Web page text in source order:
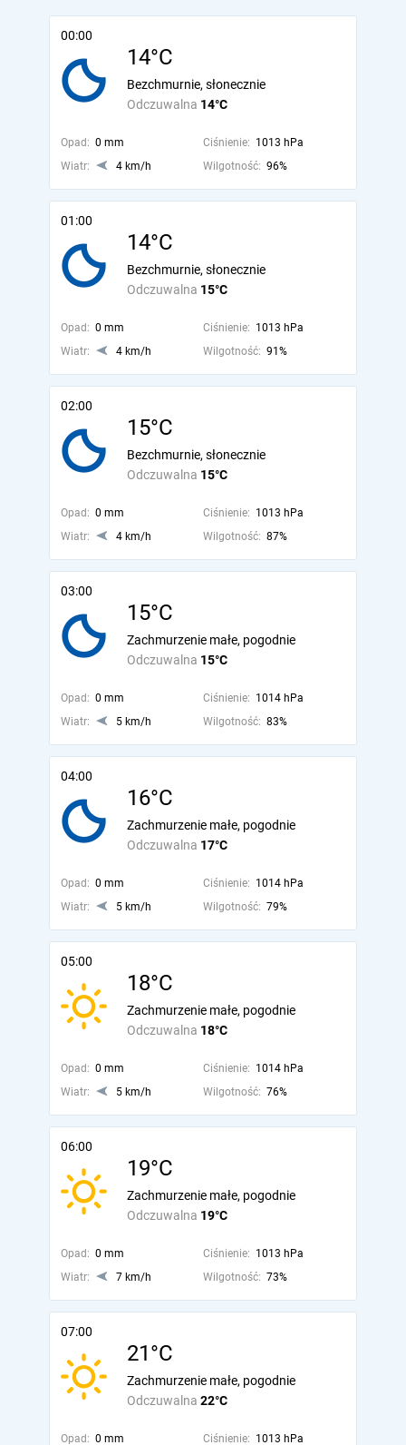
00:00
14°C
Odczuwalna 14°C
Bezchmurnie, słonecznie
Opad: 0 mm Ciśnienie: 1013 hPa
Wiatr:
4 km/h Wilgotność: 96%
01:00
14°C
Odczuwalna 15°C
Bezchmurnie, słonecznie
Opad: 0 mm Ciśnienie: 1013 hPa
Wiatr:
4 km/h Wilgotność: 91%
02:00
15°C
Odczuwalna 15°C
Bezchmurnie, słonecznie
Opad: 0 mm Ciśnienie: 1013 hPa
Wiatr:
4 km/h Wilgotność: 87%
03:00
15°C
Odczuwalna 15°C
Zachmurzenie małe, pogodnie
Opad: 0 mm Ciśnienie: 1014 hPa
Wiatr:
5 km/h Wilgotność: 83%
04:00
16°C
Odczuwalna 17°C
Zachmurzenie małe, pogodnie
Opad: 0 mm Ciśnienie: 1014 hPa
Wiatr:
5 km/h Wilgotność: 79%
05:00
18°C
Odczuwalna 18°C
Zachmurzenie małe, pogodnie
Opad: 0 mm Ciśnienie: 1014 hPa
Wiatr:
5 km/h Wilgotność: 76%
06:00
19°C
Odczuwalna 19°C
Zachmurzenie małe, pogodnie
Opad: 0 mm Ciśnienie: 1013 hPa
Wiatr:
7 km/h Wilgotność: 73%
07:00
21°C
Odczuwalna 22°C
Zachmurzenie małe, pogodnie
Opad: 0 mm Ciśnienie: 1013 hPa